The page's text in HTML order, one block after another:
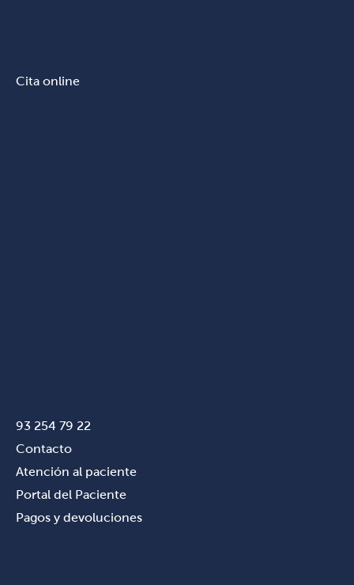
Cita online
93 254 79 22
Contacto
Atención al paciente
Portal del Paciente
Pagos y devoluciones